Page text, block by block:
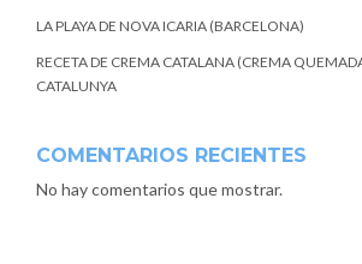
LA PLAYA DE NOVA ICARIA (BARCELONA)
RECETA DE CREMA CATALANA (CREMA
CATALUNYA
COMENTARIOS RECIENTES
No hay comentarios que mostrar.